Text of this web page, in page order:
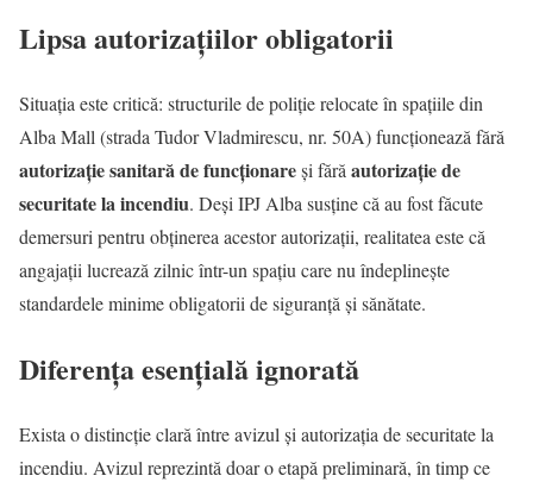
Lipsa autorizațiilor obligatorii
Situația este critică: structurile de poliție relocate în spațiile din
Alba Mall (strada Tudor Vladmirescu, nr. 50A) funcționează fără
autorizație sanitară de funcționareși fărăautorizație de
securitate la incendiu. Deși IPJ Alba susține că au fost făcute
demersuri pentru obținerea acestor autorizații, realitatea este că
angajații lucrează zilnic într-un spațiu care nu îndeplinește
standardele minime obligatorii de siguranță și sănătate.
Diferența esențială ignorată
Exista o distincție clară între avizul și autorizația de securitate la
incendiu. Avizul reprezintă doar o etapă preliminară, în timp ce